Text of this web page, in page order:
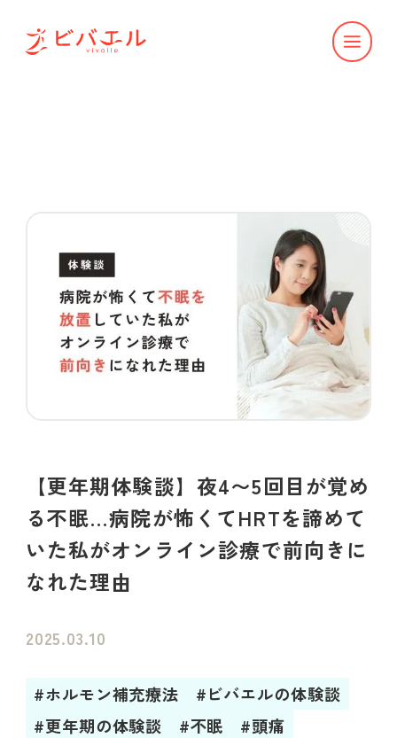
【更年期体験談】夜4〜5回目が覚め
る不眠…病院が怖くてHRTを諦めて
いた私がオンライン診療で前向きに
なれた理由
2025.03.10
#ホルモン補充療法
#ビバエルの体験談
#更年期の体験談
#不眠 #頭痛